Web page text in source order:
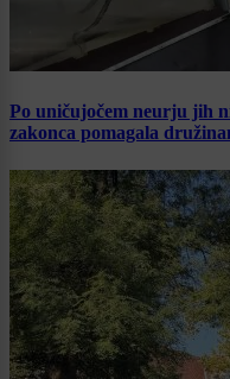
Po uničujočem neurju jih
zakonca pomagala